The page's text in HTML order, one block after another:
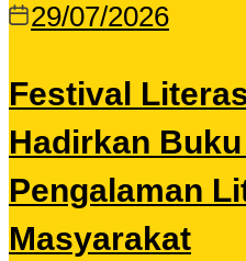
29/07/2026
Festival
Hadirkan
Pengalaman
Masyarakat